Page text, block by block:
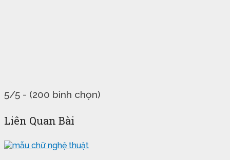
5/5 - (200 bình chọn)
Liên Quan Bài